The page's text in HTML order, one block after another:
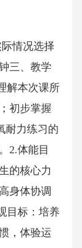
情况选择
三、教学
解本次课所
初步掌握
耐力练习的
2.体能目
的核心力
身体协调
目标：培养
，体验运